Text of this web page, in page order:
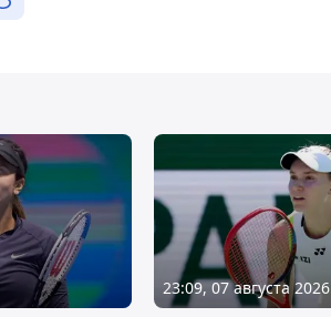
23:09, 07 августа 2026